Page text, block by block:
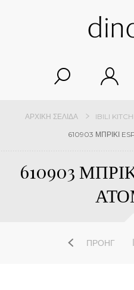
ΑΡΧΙΚΉ ΣΕΛΊΔΑ IBILI
610903 ΜΠΡΙΚΙ
610903
ΠΡΟΗΓ